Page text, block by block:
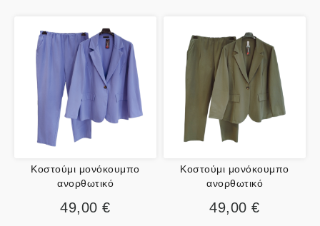
Κοστούμι μονόκουμπο
ανορθωτικό
49,00 €
Κοστούμι μονόκουμπο
ανορθωτικό
49,00 €